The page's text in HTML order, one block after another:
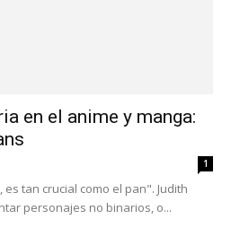
en el anime y manga:
1
tan crucial como el pan". Judith
personajes no binarios, o...